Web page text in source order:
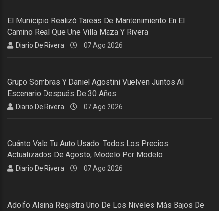
El Municipio Realizó Tareas De Mantenimiento En El
Camino Real Que Une Villa Maza Y Rivera
Diario De Rivera 07 Ago 2026
Grupo Sombras Y Daniel Agostini Vuelven Juntos Al
Escenario Después De 30 Años
Diario De Rivera 07 Ago 2026
Cuánto Vale Tu Auto Usado: Todos Los Precios
Actualizados De Agosto, Modelo Por Modelo
Diario De Rivera 07 Ago 2026
Adolfo Alsina Registra Uno De Los Niveles Más Bajos De